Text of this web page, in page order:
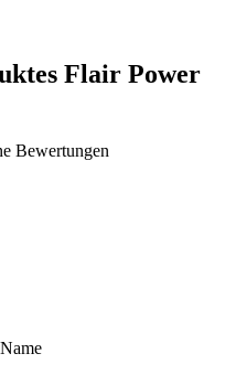
Flair Power
Bewertungen